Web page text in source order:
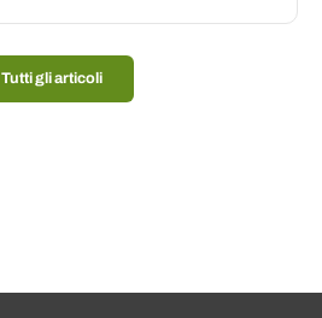
Tutti gli articoli